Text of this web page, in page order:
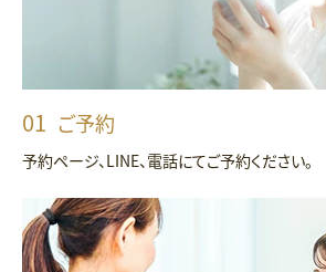
ご予約
予約ページ、LINE、電話にてご予約ください。